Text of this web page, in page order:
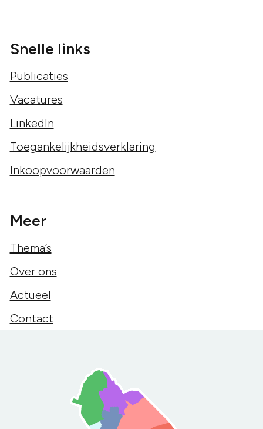
Snelle links
Publicaties
Vacatures
LinkedIn
Toegankelijkheidsverklaring
Inkoopvoorwaarden
Meer
Thema’s
Over ons
Actueel
Contact